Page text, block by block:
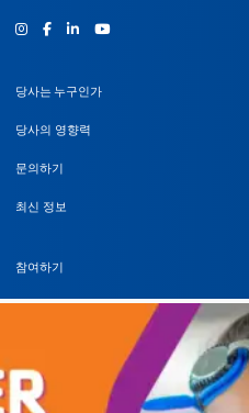
인스타그램
Facebook유튜브
당사는 누구인가
당사의 영향력
문의하기
최신 정보
참여하기
기부하기
Partnerships